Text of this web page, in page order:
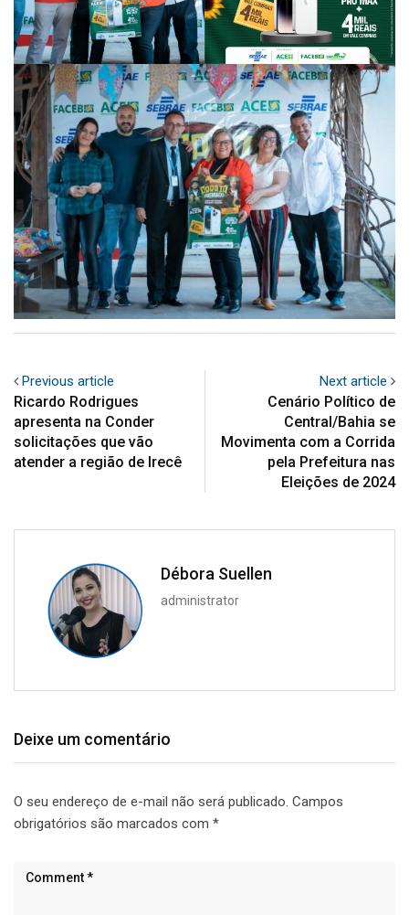
Previous article
Ricardo Rodrigues
apresenta na Conder
solicitações que vão
atender a região de Irecê
Next article
Cenário Político de
Central/Bahia se
Movimenta com a Corrida
pela Prefeitura nas
Eleições de 2024
Débora Suellen
administrator
Deixe um comentário
O seu endereço de e-mail não será publicado. Campos
obrigatórios são marcados com *